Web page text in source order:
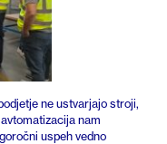
ne ustvarjajo stroji,
nam
uspeh vedno